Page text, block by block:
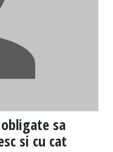
sa
si cu cat